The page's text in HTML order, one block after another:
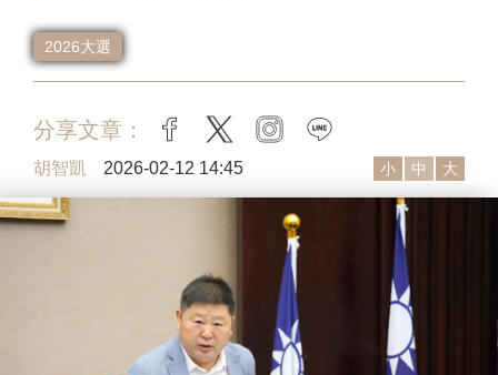
2026大選
分享文章： facebook
twitter instagram
胡智凱 2026-02-12 14:45 小 中 大